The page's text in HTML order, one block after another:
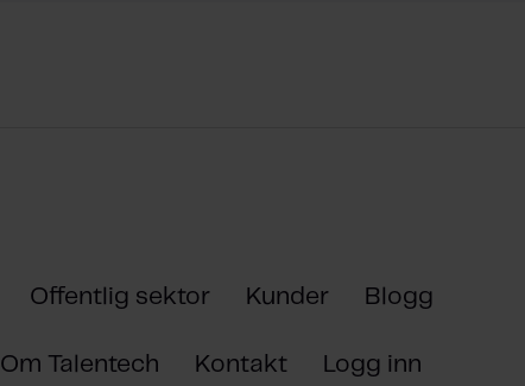
Offentlig sektor Kunder Blogg
Om Talentech Kontakt Logg inn